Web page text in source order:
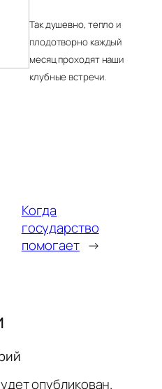
Так душевно, тепло и
плодотворно каждый
месяц проходят наши
клубные встречи.
Когда
государство
помогает →
опубликован.